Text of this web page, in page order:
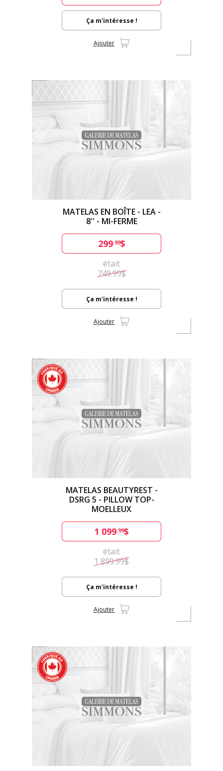
Ça m'intéresse !
Ajouter
MATELAS EN BOÎTE - LEA -
8'' - MI-FERME
299.99$
était
749.99$
Ça m'intéresse !
Ajouter
MATELAS BEAUTYREST -
DSRG 5 - PILLOW TOP-
MOELLEUX
1 099.99$
était
1 899.99$
Ça m'intéresse !
Ajouter